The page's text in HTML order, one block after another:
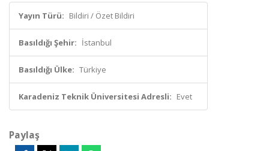
Yayın Türü: Bildiri / Özet Bildiri
Basıldığı Şehir: İstanbul
Basıldığı Ülke: Türkiye
Karadeniz Teknik Üniversitesi Adresli: Evet
Paylaş